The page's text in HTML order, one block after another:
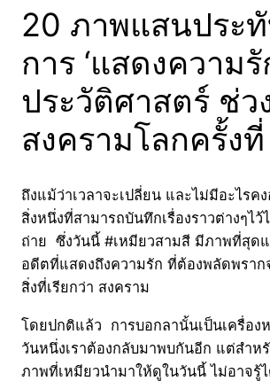
20 ภาพแสนประ
การ ‘แสดงความรั
ประวัติศาสตร์ ช่ว
สงครามโลกครั้ง
ถึงแม้ว่าเวลาจะเปลี่ยน และไม่มีอะไรค
สิ่งหนึ่งที่สามารถบันทึกเรื่องราวต่างๆไ
ถ่าย ซึ่งวันนี้ #เหมียวสามสี มีภาพที่สุด
อดีตที่แสดงถึงความรัก ที่ต้องพลัดพราก
สิ่งที่เรียกว่า สงคราม
โดยปกติแล้ว การบอกลานั้นเป็นเครื่อง
วันหนึ่งเราต้องกลับมาพบกันอีก แต่สำห
ภาพที่เหมียวนำมาให้ดูในวันนี้ ไม่อาจรู้ไ